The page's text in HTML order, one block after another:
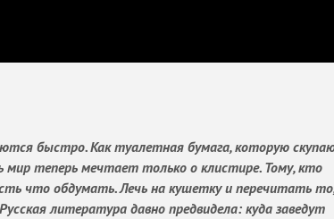
быстро. Как туалетная бумага, которую
мир теперь мечтает только о клистире. Тому, кто
что обдумать. Лечь на кушетку и перечитать
литература давно предвидела: куда заведут